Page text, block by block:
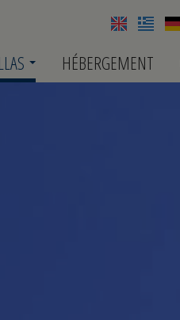
HÉBERGEMENT